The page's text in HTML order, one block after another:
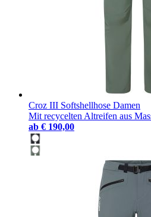
Croz III Softshellhose Damen
Mit recycelten Altreifen aus
ab € 190,00